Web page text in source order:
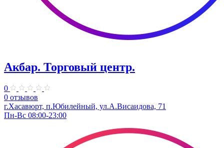
Акбар. Торговый центр.
0
0 отзывов
г.Хасавюрт, п.Юбилейный, ул.А.Висаидова, 71
Пн-Вс 08:00-23:00